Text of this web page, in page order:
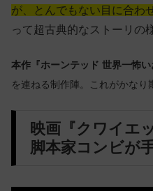
が、とんでもない目に合わ
って超古典的なストーリの
本作『ホーンテッド 世界一怖い
を連ねる制作陣。これがかなり
映画『クワイエ
脚本家コンビが